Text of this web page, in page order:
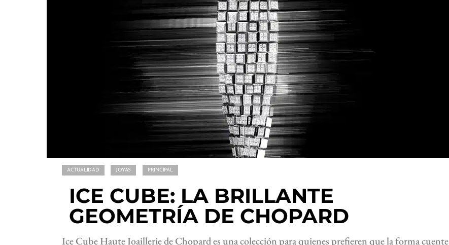
ACTUALIDAD JOYAS PRINCIPAL
ICE CUBE: LA BRILLANTE
GEOMETRÍA DE CHOPARD
Ice Cube Haute Joaillerie de Chopard es una colección para quienes prefieren que la forma cuente